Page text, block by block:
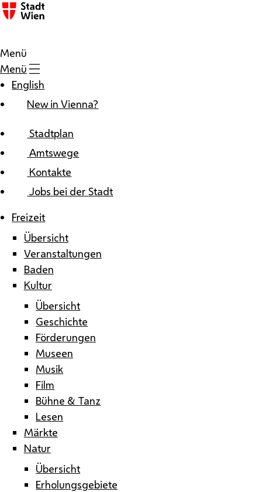
Zum Inhalt
Menü
Menü
English
New in Vienna?
Stadtplan
Amtswege
Kontakte
Jobs bei der Stadt
Freizeit
Übersicht
Veranstaltungen
Baden
Kultur
Übersicht
Geschichte
Förderungen
Museen
Musik
Film
Bühne & Tanz
Lesen
Märkte
Natur
Übersicht
Erholungsgebiete